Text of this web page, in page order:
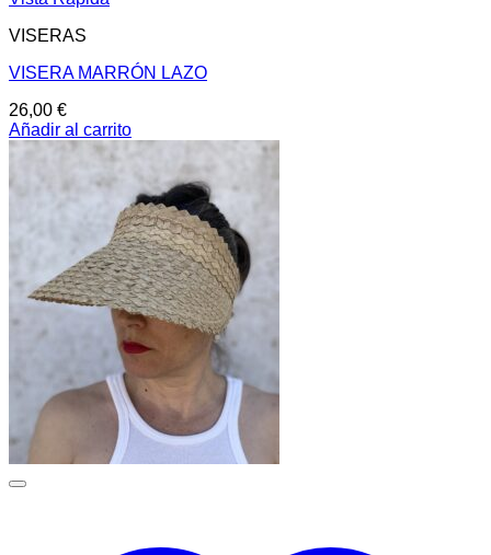
VISERAS
VISERA MARRÓN LAZO
26,00 €
Añadir al carrito